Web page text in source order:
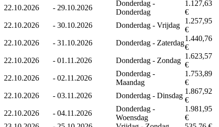
22.10.2026 - 29.10.2026
Donderdag -
Donderdag
1.127,63
€
22.10.2026
- 30.10.2026 Donderdag - Vrijdag
1.257,95
€
22.10.2026
- 31.10.2026 Donderdag - Zaterdag
1.440,76
€
22.10.2026
- 01.11.2026 Donderdag - Zondag
1.623,57
€
22.10.2026
- 02.11.2026
Donderdag -
Maandag
1.753,89
€
22.10.2026
- 03.11.2026 Donderdag - Dinsdag
1.867,92
€
22.10.2026
- 04.11.2026
Donderdag -
Woensdag
1.981,95
€